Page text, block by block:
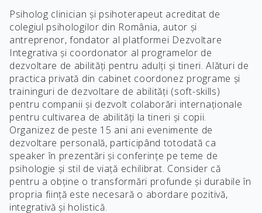
Psiholog clinician și psihoterapeut acreditat de
colegiul psihologilor din România, autor și
antreprenor, fondator al platformei Dezvoltare
Integrativa și coordonator al programelor de
dezvoltare de abilități pentru adulți și tineri. Alături de
practica privată din cabinet coordonez programe și
traininguri de dezvoltare de abilități (soft-skills)
pentru companii și dezvolt colaborări internaționale
pentru cultivarea de abilități la tineri și copii.
Organizez de peste 15 ani ani evenimente de
dezvoltare personală, participând totodată ca
speaker în prezentări și conferințe pe teme de
psihologie și stil de viață echilibrat. Consider că
pentru a obține o transformări profunde și durabile în
propria ființă este necesară o abordare pozitivă,
integrativă și holistică.